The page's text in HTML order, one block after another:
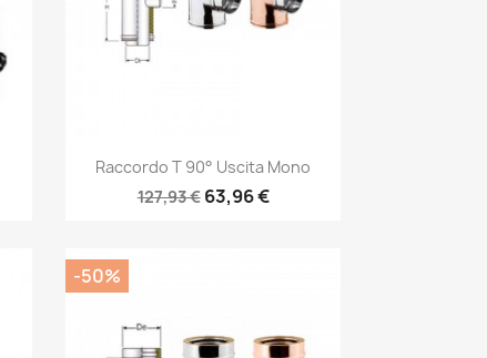
Anteprima
Raccordo T 90° Uscita Mono
127,93 € 63,96 €
-50%